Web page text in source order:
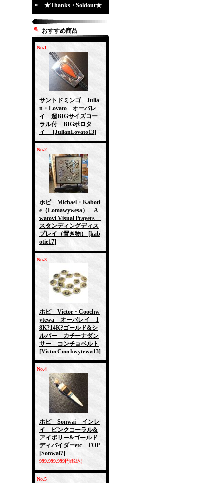
★Thanks・Soldout★
おすすめ商品
No.1
サントドミンゴ Julia
n・Lovato オーバレ
イ 超BIGサイズコー
ラル付 BIGボロタ
イ
[JulianLovato13]
No.2
ホピ Michael・Kaboti
e（Lomawywesa） A
watovi Visual Prayers
スタンディングディス
プレイ（置き物）
[kab
otie17]
No.3
ホピ Victor・Coochw
ytewa オーバレイ 1
8K?14K?ゴールド&シ
ルバー カチーナダン
サー コンチョベルト
[VictorCoochwytewa13]
No.4
ホピ Sonwai インレ
イ ピンクコーラル&
アイボリー&ゴールド
ディバイダーetc TOP
[Sonwai7]
999,999,999円(税込)
No.5